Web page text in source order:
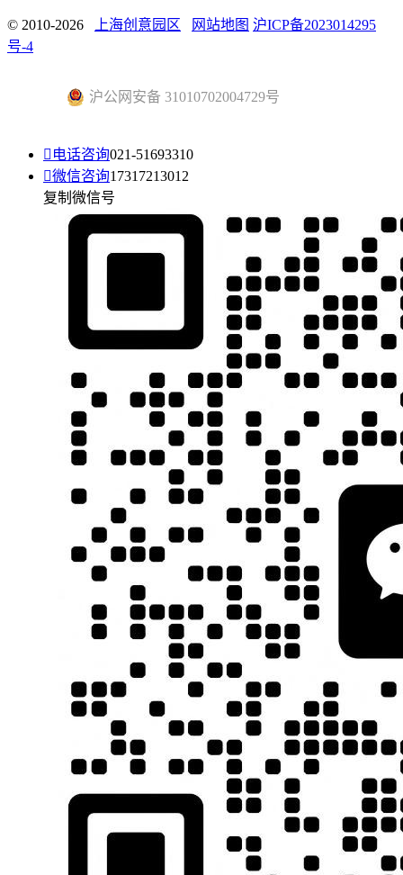
© 2010-2026 上海创意园区 网站地图 沪ICP备2023014295
号-4
沪公网安备 31010702004729号
 电话咨询021-51693310
微信咨询17317213012
复制微信号